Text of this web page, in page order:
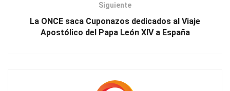
Siguiente
La ONCE saca Cuponazos dedicados al Viaje
Apostólico del Papa León XIV a España